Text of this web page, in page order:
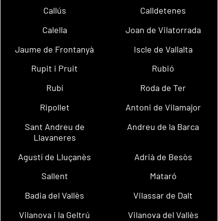
Callús
Calldetenes
Calella
Joan de Vilatorrada
Jaume de Frontanyà
Iscle de Vallalta
Rupit i Pruit
Rubió
Rubí
Roda de Ter
Ripollet
Antoni de Vilamajor
Sant Andreu de
Llavaneres
Andreu de la Barca
Agustí de Lluçanès
Adrià de Besòs
Sallent
Mataró
Badia del Vallès
Vilassar de Dalt
Vilanova i la Geltrú
Vilanova del Vallès